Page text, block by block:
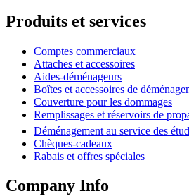
Produits et services
Comptes commerciaux
Attaches et accessoires
Aides-déménageurs
Boîtes et accessoires de
Couverture pour les dommages
Remplissages et réservoirs de
Déménagement au service des
Chèques-cadeaux
Rabais et offres spéciales
Company Info